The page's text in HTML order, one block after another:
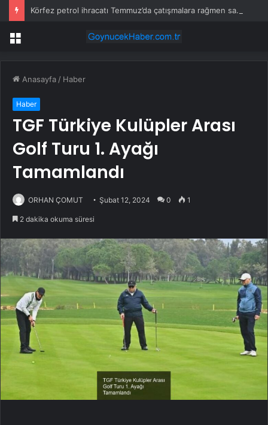
Körfez petrol ihracatı Temmuz’da çatışmalara rağmen sabit kaldı
Menü
Anasayfa / Haber
Haber
TGF Türkiye Kulüpler Arası
Golf Turu 1. Ayağı
Tamamlandı
ORHAN ÇOMUT Şubat 12, 2024 0 1
2 dakika okuma süresi